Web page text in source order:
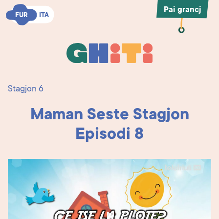
FUR ITA
FUR ITA
Ghiti
Pai grancj
Stagjon 6
Maman Seste Stagjon
Episodi 8